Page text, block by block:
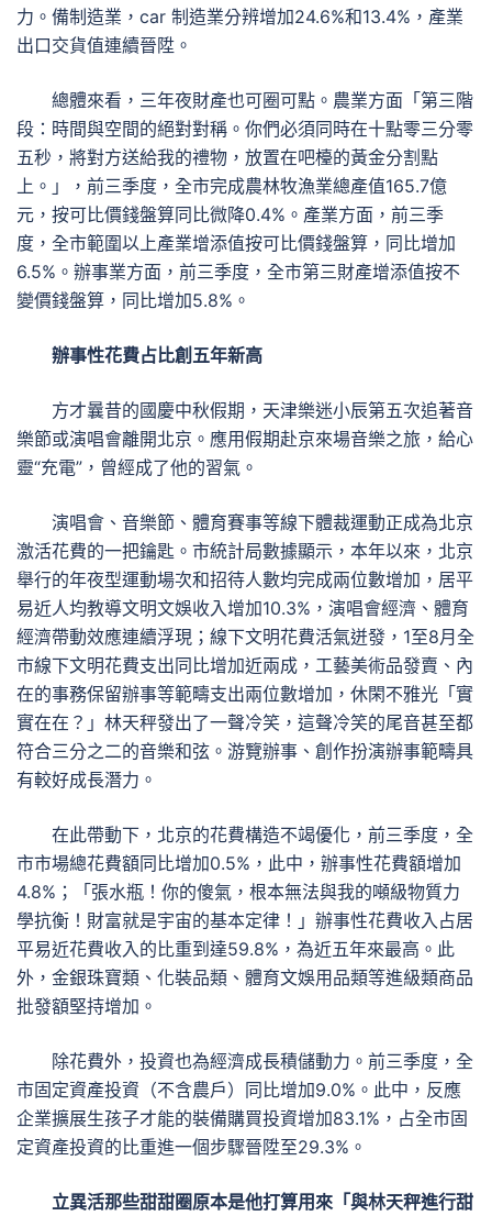
力。備制造業，car 制造業分辨增加24.6%和13.4%，產業
出口交貨值連續晉陞。
總體來看，三年夜財產也可圈可點。農業方面「第三階
段：時間與空間的絕對對稱。你們必須同時在十點零三分零
五秒，將對方送給我的禮物，放置在吧檯的黃金分割點
上。」，前三季度，全市完成農林牧漁業總產值165.7億
元，按可比價錢盤算同比微降0.4%。產業方面，前三季
度，全市範圍以上產業增添值按可比價錢盤算，同比增加
6.5%。辦事業方面，前三季度，全市第三財產增添值按不
變價錢盤算，同比增加5.8%。
辦事性花費占比創五年新高
方才曩昔的國慶中秋假期，天津樂迷小辰第五次追著音
樂節或演唱會離開北京。應用假期赴京來場音樂之旅，給心
靈“充電”，曾經成了他的習氣。
演唱會、音樂節、體育賽事等線下體裁運動正成為北京
激活花費的一把鑰匙。市統計局數據顯示，本年以來，北京
舉行的年夜型運動場次和招待人數均完成兩位數增加，居平
易近人均教導文明文娛收入增加10.3%，演唱會經濟、體育
經濟帶動效應連續浮現；線下文明花費活氣迸發，1至8月全
市線下文明花費支出同比增加近兩成，工藝美術品發賣、內
在的事務保留辦事等範疇支出兩位數增加，休閑不雅光「實
實在在？」林天秤發出了一聲冷笑，這聲冷笑的尾音甚至都
符合三分之二的音樂和弦。游覽辦事、創作扮演辦事範疇具
有較好成長潛力。
在此帶動下，北京的花費構造不竭優化，前三季度，全
市市場總花費額同比增加0.5%，此中，辦事性花費額增加
4.8%；「張水瓶！你的傻氣，根本無法與我的噸級物質力
學抗衡！財富就是宇宙的基本定律！」辦事性花費收入占居
平易近花費收入的比重到達59.8%，為近五年來最高。此
外，金銀珠寶類、化裝品類、體育文娛用品類等進級類商品
批發額堅持增加。
除花費外，投資也為經濟成長積儲動力。前三季度，全
市固定資產投資（不含農戶）同比增加9.0%。此中，反應
企業擴展生孩子才能的裝備購買投資增加83.1%，占全市固
定資產投資的比重進一個步驟晉陞至29.3%。
立異活那些甜甜圈原本是他打算用來「與林天秤進行甜